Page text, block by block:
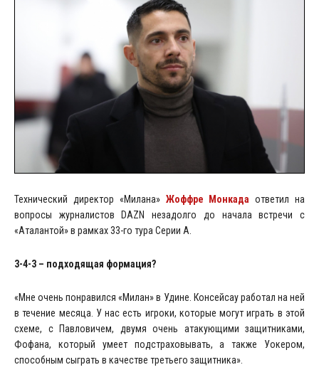
Технический директор «Милана» Жоффре Монкада ответил на
вопросы журналистов DAZN незадолго до начала встречи с
«Аталантой» в рамках 33-го тура Серии А.
3-4-3 – подходящая формация?
«Мне очень понравился «Милан» в Удине. Консейсау работал на ней
в течение месяца. У нас есть игроки, которые могут играть в этой
схеме, с Павловичем, двумя очень атакующими защитниками,
Фофана, который умеет подстраховывать, а также Уокером,
способным сыграть в качестве третьего защитника».